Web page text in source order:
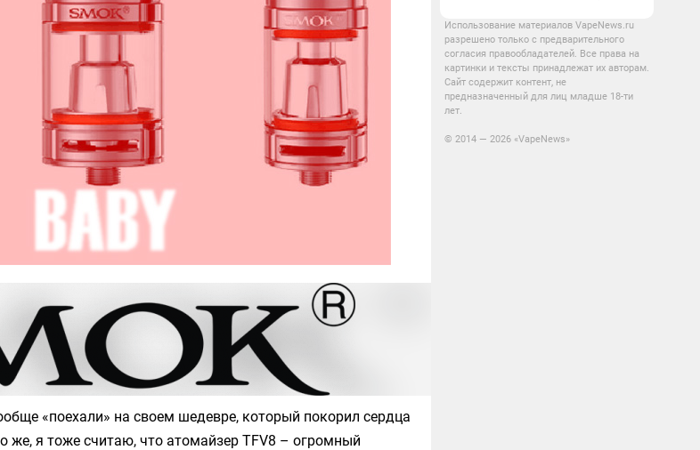
«поехали» на своем шедевре, который покорил сердца
же, я тоже считаю, что атомайзер TFV8 – огромный
Использование материалов VapeNews.ru
разрешено только с предварительного
согласия правообладателей. Все права на
картинки и тексты принадлежат их авторам.
Сайт содержит контент, не
предназначенный для лиц младше 18-ти
лет.
© 2014 — 2026 «VapeNews»